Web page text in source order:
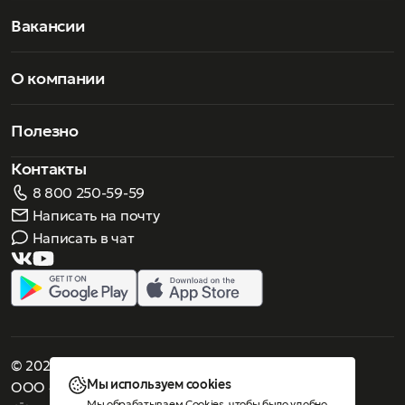
символ современной роскоши. Аксессуары Gucci быстро
Вакансии
О компании
Полезно
Контакты
8 800 250-59-59
Написать на почту
Написать в чат
© 2026 Роскошное зрение. Все права защищены
ООО «Люнеттес-оптика»
Мы используем cookies